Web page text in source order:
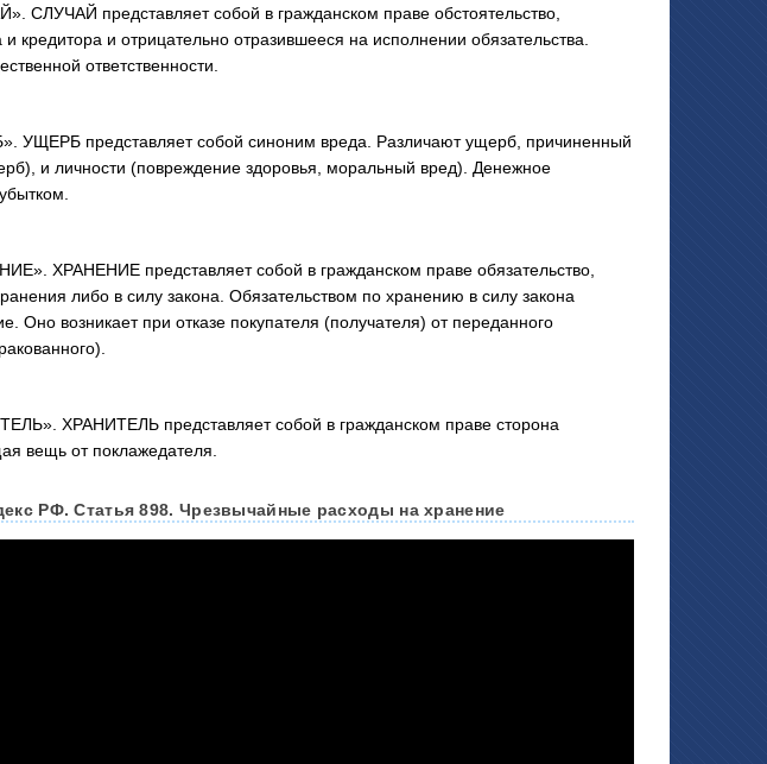
СЛУЧАЙ представляет собой в гражданском праве обстоятельство,
кредитора и отрицательно отразившееся на исполнении обязательства.
ответственности.
УЩЕРБ представляет собой синоним вреда. Различают ущерб, причиненный
и личности (повреждение здоровья, моральный вред). Денежное
ХРАНЕНИЕ представляет собой в гражданском праве обязательство,
либо в силу закона. Обязательством по хранению в силу закона
Оно возникает при отказе покупателя (получателя) от переданного
ХРАНИТЕЛЬ представляет собой в гражданском праве сторона
вещь от поклажедателя.
РФ. Статья 898. Чрезвычайные расходы на хранение